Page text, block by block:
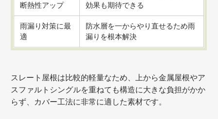
断熱性アップ
効果も期待できる
雨漏り対策に最
適
防水層を一からやり直せるため雨
漏りを根本解決
スレート屋根は比較的軽量なため、上から金属屋根やア
スファルトシングルを重ねても構造に大きな負担がかか
らず、カバー工法に非常に適した素材です。